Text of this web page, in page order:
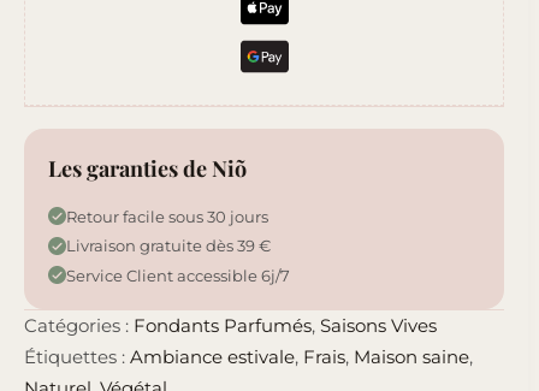
Les garanties de Niõ
Retour facile sous 30 jours
Livraison gratuite dès 39 €
Service Client accessible 6j/7
Catégories : Fondants Parfumés, Saisons Vives
Étiquettes : Ambiance estivale, Frais, Maison saine,